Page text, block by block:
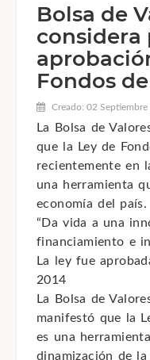
Bolsa de
considera
Fondos
Creado: 02 Septiembre
La Bolsa de
que la Ley de
recientemente en
una herramienta
economía del país.
“Da vida a una
financiamiento e
La ley fue
2014
La Bolsa de
manifestó que la
es una
dinamización de